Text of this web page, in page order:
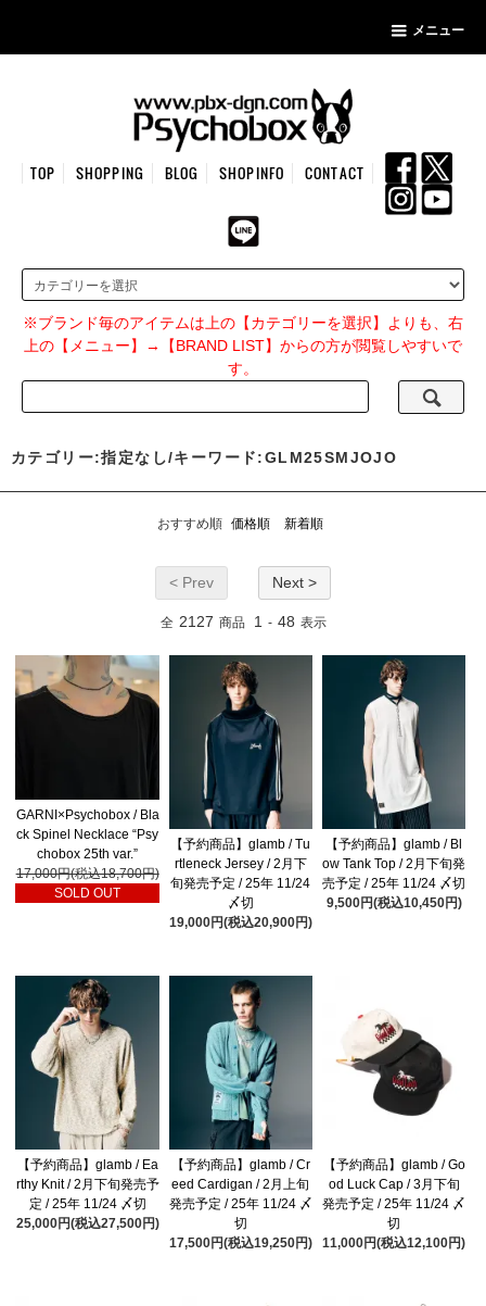
メニュー
TOP SHOPPING BLOG SHOPINFO CONTACT
※ブランド毎のアイテムは上の【カテゴリーを選択】よりも、右
上の【メニュー】→【BRAND LIST】からの方が閲覧しやすいで
す。
カテゴリー:指定なし/キーワード:GLM25SMJOJO
おすすめ順 価格順 新着順
< Prev Next >
全 2127 商品 1 - 48 表示
GARNI×Psychobox / Bla
ck Spinel Necklace “Psy
chobox 25th var.”
17,000円(税込18,700円)
SOLD OUT
【予約商品】glamb / Tu
rtleneck Jersey / 2月下
旬発売予定 / 25年 11/24
〆切
19,000円(税込20,900円)
【予約商品】glamb / Bl
ow Tank Top / 2月下旬発
売予定 / 25年 11/24 〆切
9,500円(税込10,450円)
【予約商品】glamb / Ea
rthy Knit / 2月下旬発売予
定 / 25年 11/24 〆切
25,000円(税込27,500円)
【予約商品】glamb / Cr
eed Cardigan / 2月上旬
発売予定 / 25年 11/24 〆
切
17,500円(税込19,250円)
【予約商品】glamb / Go
od Luck Cap / 3月下旬
発売予定 / 25年 11/24 〆
切
11,000円(税込12,100円)